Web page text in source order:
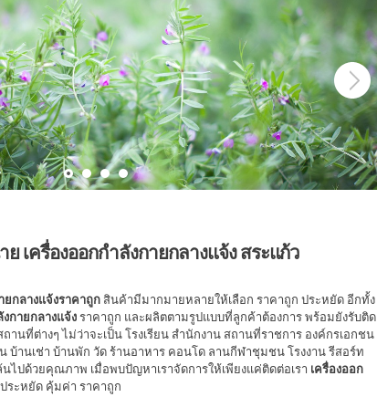
7799
ลางแจ้ง
เครื่องออกกำลังกายกลางแจ้ง สระแก้ว
ยกลางแจ้งราคาถูก สินค้ามีมากมายหลายให้เลือก ราคาถูก ประหยัด อีกทั้ง
กายกลางแจ้งราคาถูก และผลิตตามรูปแบบที่ลูกค้าต้องการ พร้อมยังรับติด
านที่ต่างๆ ไม่ว่าจะเป็น โรงเรียน สำนักงาน สถานที่ราชการ องค์กรเอกชน
บ้านเช่า บ้านพัก วัด ร้านอาหาร คอนโด ลานกีฬาชุมชน โรงงาน รีสอร์ท
นไปด้วยคุณภาพ เมื่อพบปัญหาเราจัดการให้เพียงแค่ติดต่อเรา เครื่องออก
ะหยัด คุ้มค่า ราคาถูก